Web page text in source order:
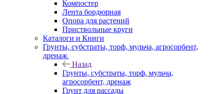
Компостер
Лента бордюрная
Опора для растений
Приствольные круги
Каталоги и Книги
Грунты, субстраты, торф, мульча, агросорбент,
дренаж
Назад
Грунты, субстраты, торф, мульча,
агросорбент, дренаж
Грунт для рассады